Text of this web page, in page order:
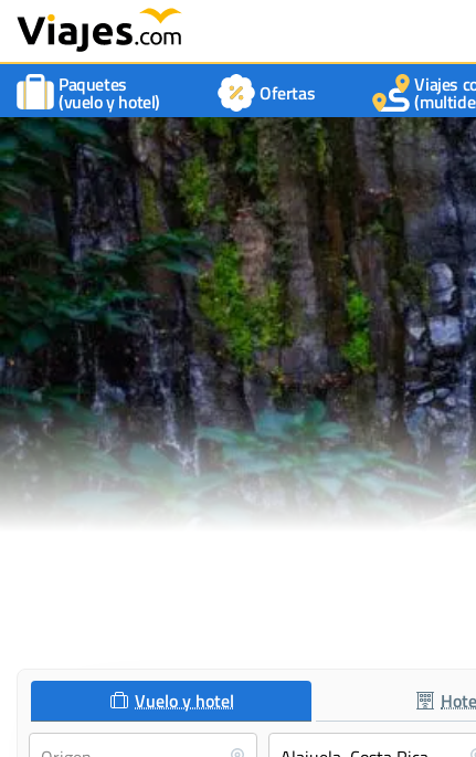
Paquetes
(vuelo y hotel) Ofertas Viajes
Vuelo y hotel